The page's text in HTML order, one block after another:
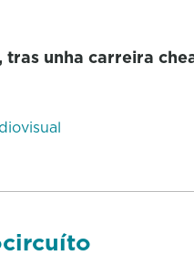
unha carreira